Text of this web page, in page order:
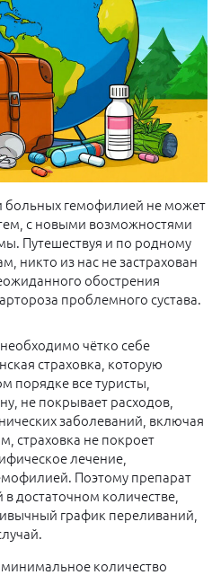
больных гемофилией не может
с новыми возможностями
Путешествуя и по родному
никто из нас не застрахован
обострения
проблемного сустава.
чётко себе
страховка, которую
порядке все туристы,
не покрывает расходов,
заболеваний, включая
страховка не покроет
лечение,
Поэтому препарат
достаточном количестве,
график переливаний,
количество